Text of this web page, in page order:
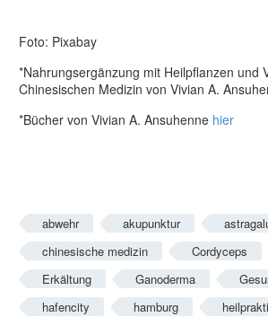
Foto: Pixabay
*Nahrungsergänzung mit Heilpflanzen und
Chinesischen Medizin von Vivian A.
*Bücher von Vivian A. Ansuhenne hier
abwehr akupunktur
chinesische medizin
Cordyceps
Erkältung
Ganoderma
hafencity
hamburg